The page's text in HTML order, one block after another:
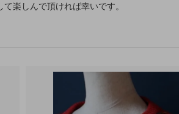
楽しんで頂ければ幸いです。